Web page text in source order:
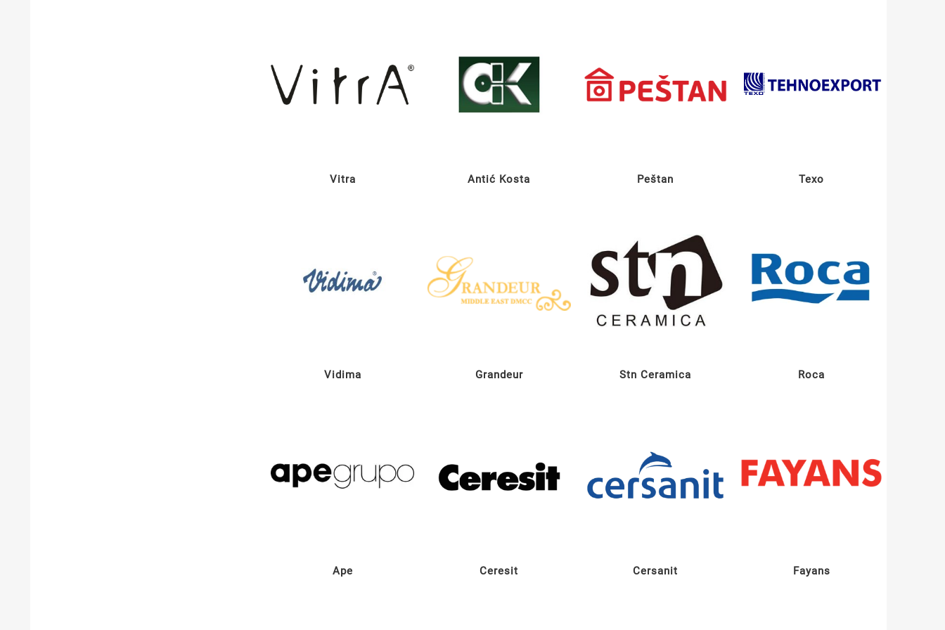
Vitra Antić Kosta Peštan Texo
Vidima Grandeur Stn Ceramica Roca
Ape Ceresit Cersanit Fayans